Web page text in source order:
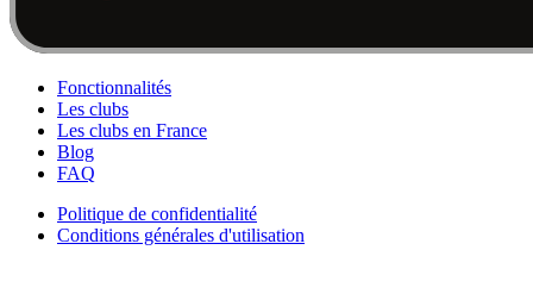
Fonctionnalités
Les clubs
Les clubs en France
Blog
FAQ
Politique de confidentialité
Conditions générales d'utilisation